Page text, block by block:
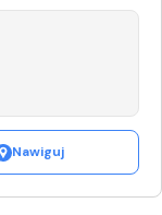
Nawiguj